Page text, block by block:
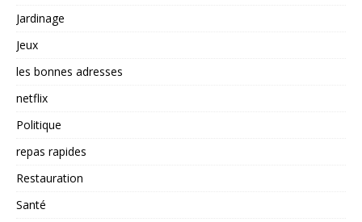
Jardinage
Jeux
les bonnes adresses
netflix
Politique
repas rapides
Restauration
Santé